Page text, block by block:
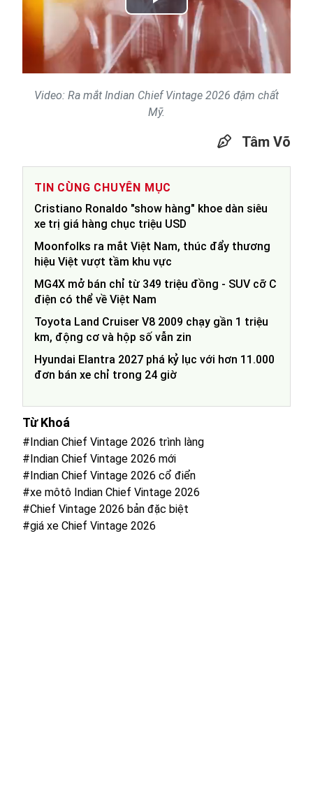
Play
Video
Video: Ra mắt Indian Chief Vintage 2026 đậm chất
Mỹ.
Tâm Võ
TIN CÙNG CHUYÊN MỤC
Cristiano Ronaldo "show hàng" khoe dàn siêu
xe trị giá hàng chục triệu USD
Moonfolks ra mắt Việt Nam, thúc đẩy thương
hiệu Việt vượt tầm khu vực
MG4X mở bán chỉ từ 349 triệu đồng - SUV cỡ C
điện có thể về Việt Nam
Toyota Land Cruiser V8 2009 chạy gần 1 triệu
km, động cơ và hộp số vẫn zin
Hyundai Elantra 2027 phá kỷ lục với hơn 11.000
đơn bán xe chỉ trong 24 giờ
Từ Khoá
#Indian Chief Vintage 2026 trình làng
#Indian Chief Vintage 2026 mới
#Indian Chief Vintage 2026 cổ điển
#xe môtô Indian Chief Vintage 2026
#Chief Vintage 2026 bản đặc biệt
#giá xe Chief Vintage 2026